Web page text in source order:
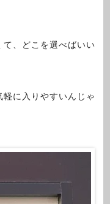
、どこを選べばいい
に入りやすいんじゃ